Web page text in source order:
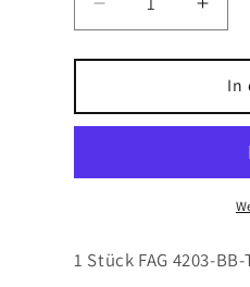
Verringere
die
Menge
1x
FAG
BB-
Rillenkugellager
die
1x
FAG
BB-
TVH
In
1 Stück FAG 4203-